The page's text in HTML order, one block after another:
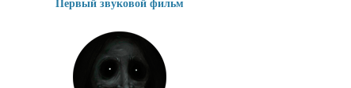
Первый звуковой фильм